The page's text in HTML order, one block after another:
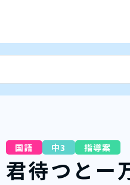
国語 中3 指導案
君待つとー